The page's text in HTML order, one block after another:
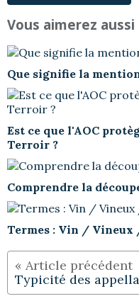
Vous aimerez aussi
Que signifie la
Est ce que l'AOC
Terroir ?
Comprendre la
Termes : Vin /